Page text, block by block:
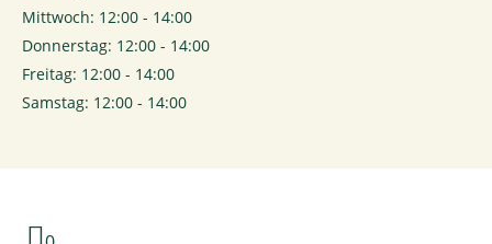
Mittwoch: 12:00 - 14:00
Donnerstag: 12:00 - 14:00
Freitag: 12:00 - 14:00
Samstag: 12:00 - 14:00